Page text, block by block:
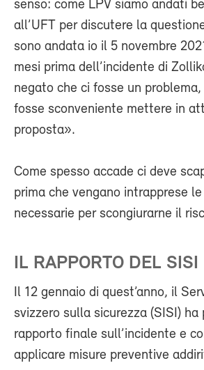
senso: come LPV siamo andati
all’UFT per discutere la
sono andata io il 5 novembre
mesi prima dell’incidente di
negato che ci fosse un
fosse sconveniente mettere in
proposta».
Come spesso accade ci deve
prima che vengano intrapprese
necessarie per scongiurarne il
IL RAPPORTO DEL SISI
Il 12 gennaio di quest’anno, il
svizzero sulla sicurezza (SISI)
rapporto finale sull’incidente e
applicare misure preventive